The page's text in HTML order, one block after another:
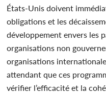
États-Unis doivent
obligations et les
développement envers les
organisations non
organisations
attendant que ces
vérifier l’efficacité et la